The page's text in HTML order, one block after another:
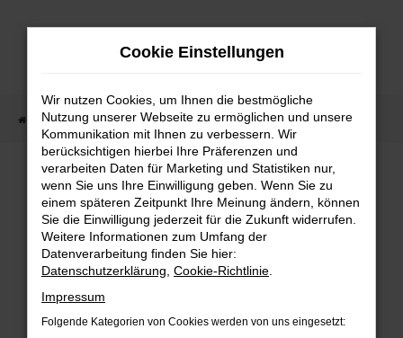
Zum
Startseite Fahrzeugangebote Fahrzeugmarkt
Fahrzeugmarkt
Fehler: Network Error
Beim Laden ist ein Fehler aufgetreten.
Hier sind ein paar Tipps, die dir helfen können:
Cookie Einstellungen
Wir nutzen Cookies, um Ihnen die bestmögliche
Nutzung unserer Webseite zu ermöglichen und unsere
Kommunikation mit Ihnen zu verbessern. Wir
berücksichtigen hierbei Ihre Präferenzen und
verarbeiten Daten für Marketing und Statistiken nur,
wenn Sie uns Ihre Einwilligung geben. Wenn Sie zu
einem späteren Zeitpunkt Ihre Meinung ändern, können
Sie die Einwilligung jederzeit für die Zukunft widerrufen.
Weitere Informationen zum Umfang der
Datenverarbeitung finden Sie hier:
Datenschutzerklärung Cookie-Richtlinie
Impressum
Folgende Kategorien von Cookies werden von uns eingesetzt: